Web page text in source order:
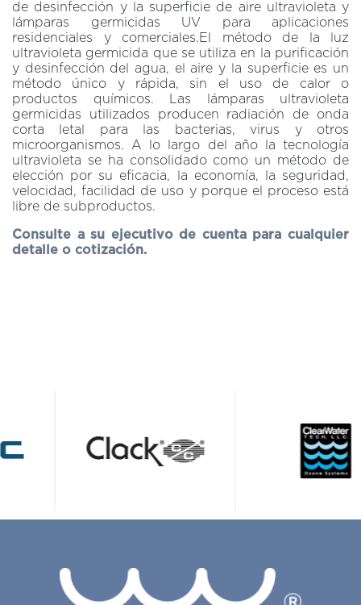
de desinfección y la superficie de aire ultravioleta y
lámparas germicidas UV para aplicaciones
residenciales y comerciales.El método de la luz
ultravioleta germicida que se utiliza en la purificación
y desinfección del agua, el aire y la superficie es un
método único y rápida, sin el uso de calor o
productos químicos. Las lámparas ultravioleta
germicidas utilizados producen radiación de onda
corta letal para las bacterias, virus y otros
microorganismos. A lo largo del año la tecnología
ultravioleta se ha consolidado como un método de
elección por su eficacia, la economía, la seguridad,
velocidad, facilidad de uso y porque el proceso está
libre de subproductos.
Consulte a su ejecutivo de cuenta para cualquier
detalle o cotización.